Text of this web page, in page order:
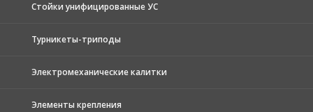
Стойки унифицированные УС
Турникеты-триподы
Электромеханические калитки
Элементы крепления